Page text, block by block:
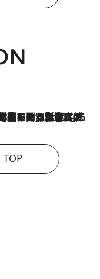
いる」ホルムズ海峡封鎖による影響はいつまで続く？《エネルギー専門家に聞く“どうなる日本の暮らし”》
TOP